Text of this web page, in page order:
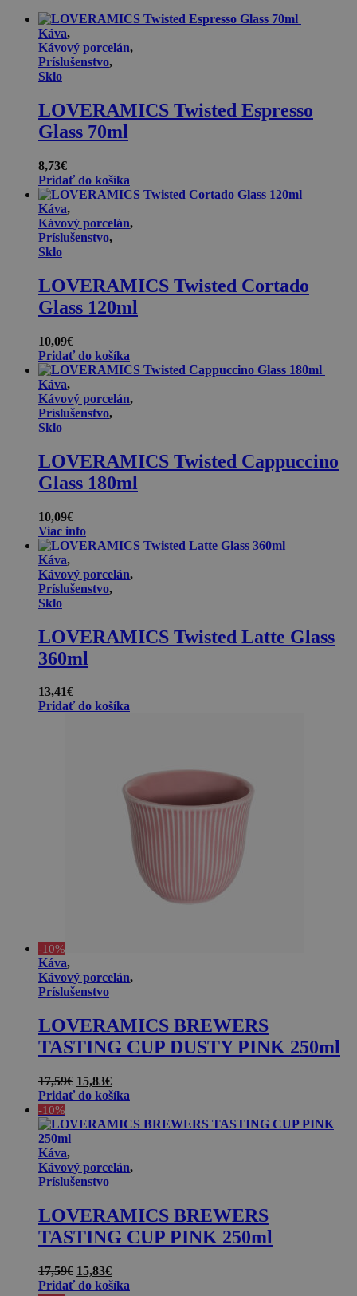
Káva,
Kávový porcelán,
Príslušenstvo,
Sklo
LOVERAMICS Twisted Espresso
Glass 70ml
8,73€
Pridať do košíka
Káva,
Kávový porcelán,
Príslušenstvo,
Sklo
LOVERAMICS Twisted Cortado
Glass 120ml
10,09€
Pridať do košíka
Káva,
Kávový porcelán,
Príslušenstvo,
Sklo
LOVERAMICS Twisted Cappuccino
Glass 180ml
10,09€
Viac info
Káva,
Kávový porcelán,
Príslušenstvo,
Sklo
LOVERAMICS Twisted Latte Glass
360ml
13,41€
Pridať do košíka
-10%
Káva,
Kávový porcelán,
Príslušenstvo
LOVERAMICS BREWERS
TASTING CUP DUSTY PINK 250ml
17,59€ Pôvodná
cena
17,59€.
15,83€Aktuálna
cena
15,83€.
Pridať do košíka
-10%
Káva,
Kávový porcelán,
Príslušenstvo
LOVERAMICS BREWERS
TASTING CUP PINK 250ml
17,59€ Pôvodná
cena
15,83€Aktuálna
cena
Pridať do košíka